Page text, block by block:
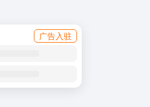
广告入驻